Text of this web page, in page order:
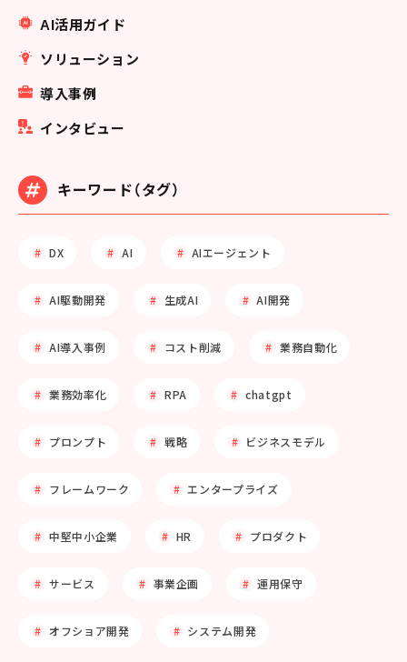
AI活用ガイド
ソリューション
導入事例
インタビュー
キーワード（タグ）
DX AI AIエージェント
AI駆動開発 生成AI AI開発
AI導入事例 コスト削減 業務自動化
業務効率化 RPA chatgpt
プロンプト 戦略 ビジネスモデル
フレームワーク エンタープライズ
中堅中小企業 HR プロダクト
サービス 事業企画 運用保守
オフショア開発 システム開発